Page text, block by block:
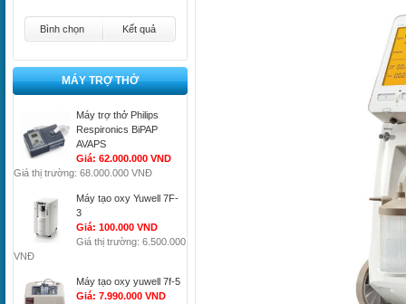
Bình chọn Kết quả
MÁY TRỢ THỞ
Máy trợ thở Philips
Respironics BiPAP
AVAPS
Giá: 62.000.000 VND
Giá thị trường: 68.000.000 VNĐ
Máy tạo oxy Yuwell 7F-
3
Giá: 100.000 VND
Giá thị trường: 6.500.000
VNĐ
Máy tạo oxy yuwell 7f-5
Giá: 7.990.000 VND